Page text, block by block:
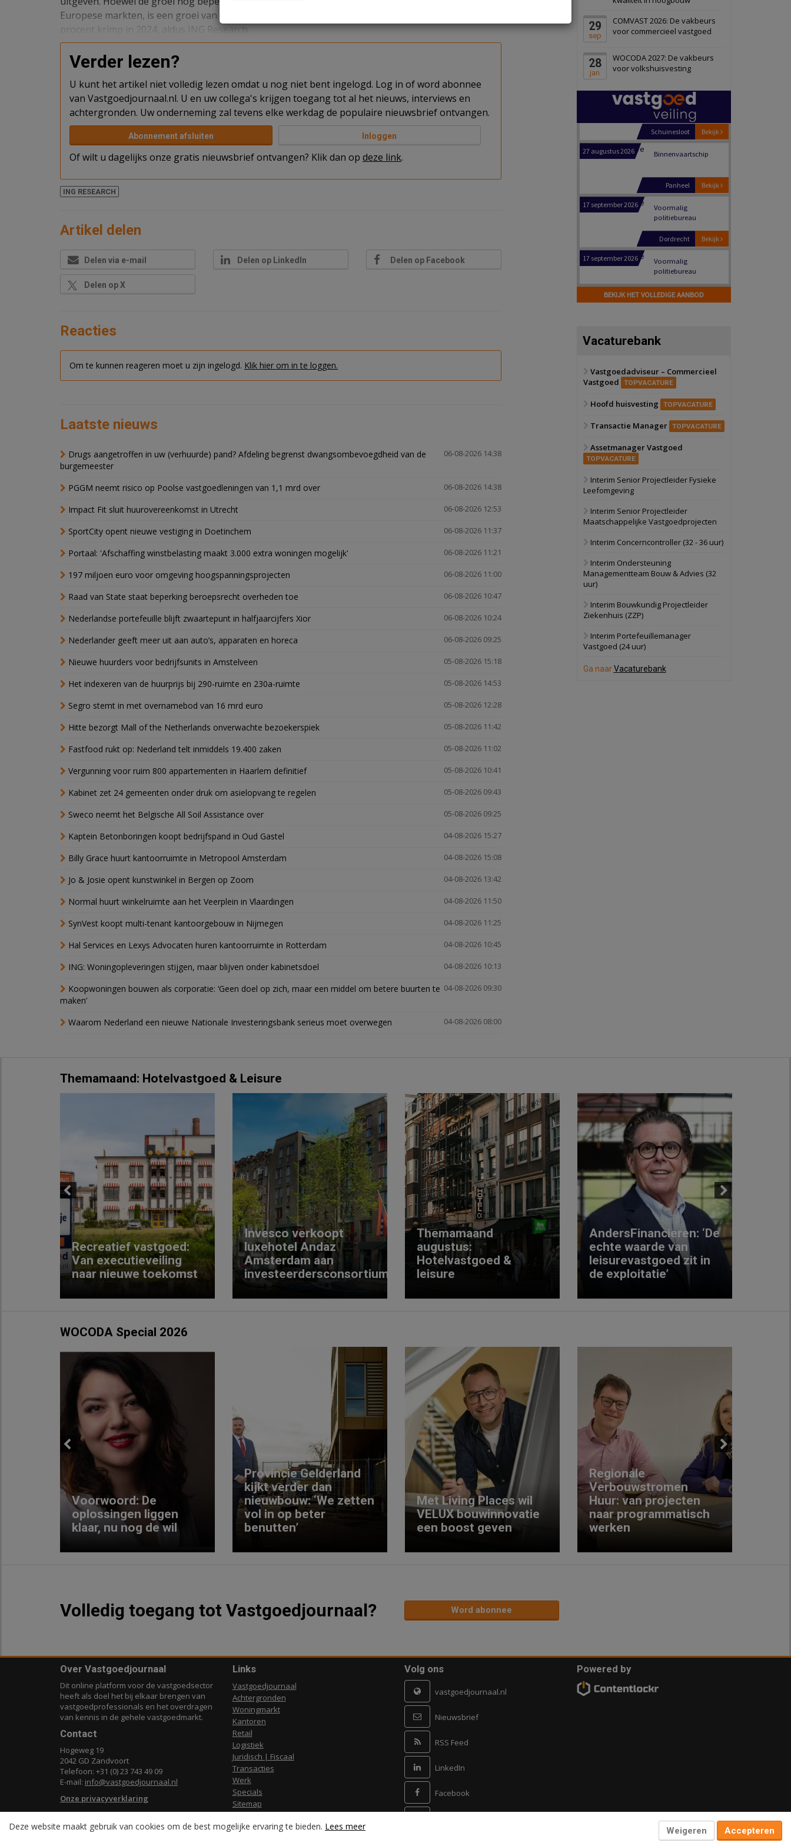
Europese markten, is een groei van 2 procent in 2025 een flinke verbetering ten opzichte van de 3
procent krimp in 2024, aldus ING Research.
Verder lezen?
U kunt het artikel niet volledig lezen omdat u nog niet bent ingelogd. Log in of word abonnee
van Vastgoedjournaal.nl. U en uw collega's krijgen toegang tot al het nieuws, interviews en
achtergronden. Uw onderneming zal tevens elke werkdag de populaire nieuwsbrief ontvangen.
Abonnement afsluiten Inloggen
Of wilt u dagelijks onze gratis nieuwsbrief ontvangen? Klik dan op deze link.
ING RESEARCH
Artikel delen
Delen via e-mail Delen op LinkedIn Delen op Facebook
Delen op X
Reacties
Om te kunnen reageren moet u zijn ingelogd. Klik hier om in te loggen.
Laatste nieuws
06-08-2026 14:38
Drugs aangetroffen in uw (verhuurde) pand? Afdeling begrenst dwangsombevoegdheid van de
burgemeester
06-08-2026 14:38
PGGM neemt risico op Poolse vastgoedleningen van 1,1 mrd over
06-08-2026 12:53
Impact Fit sluit huurovereenkomst in Utrecht
06-08-2026 11:37
SportCity opent nieuwe vestiging in Doetinchem
06-08-2026 11:21
Portaal: 'Afschaffing winstbelasting maakt 3.000 extra woningen mogelijk'
06-08-2026 11:00
197 miljoen euro voor omgeving hoogspanningsprojecten
06-08-2026 10:47
Raad van State staat beperking beroepsrecht overheden toe
06-08-2026 10:24
Nederlandse portefeuille blijft zwaartepunt in halfjaarcijfers Xior
06-08-2026 09:25
Nederlander geeft meer uit aan auto’s, apparaten en horeca
05-08-2026 15:18
Nieuwe huurders voor bedrijfsunits in Amstelveen
05-08-2026 14:53
Het indexeren van de huurprijs bij 290-ruimte en 230a-ruimte
05-08-2026 12:28
Segro stemt in met overnamebod van 16 mrd euro
05-08-2026 11:42
Hitte bezorgt Mall of the Netherlands onverwachte bezoekerspiek
05-08-2026 11:02
Fastfood rukt op: Nederland telt inmiddels 19.400 zaken
05-08-2026 10:41
Vergunning voor ruim 800 appartementen in Haarlem definitief
05-08-2026 09:43
Kabinet zet 24 gemeenten onder druk om asielopvang te regelen
05-08-2026 09:25
Sweco neemt het Belgische All Soil Assistance over
04-08-2026 15:27
Kaptein Betonboringen koopt bedrijfspand in Oud Gastel
04-08-2026 15:08
Billy Grace huurt kantoorruimte in Metropool Amsterdam
04-08-2026 13:42
Jo & Josie opent kunstwinkel in Bergen op Zoom
04-08-2026 11:50
Normal huurt winkelruimte aan het Veerplein in Vlaardingen
04-08-2026 11:25
SynVest koopt multi-tenant kantoorgebouw in Nijmegen
04-08-2026 10:45
Hal Services en Lexys Advocaten huren kantoorruimte in Rotterdam
04-08-2026 10:13
ING: Woningopleveringen stijgen, maar blijven onder kabinetsdoel
04-08-2026 09:30
Koopwoningen bouwen als corporatie: ‘Geen doel op zich, maar een middel om betere buurten te
maken’
04-08-2026 08:00
Waarom Nederland een nieuwe Nationale Investeringsbank serieus moet overwegen
29
sep
COMVAST 2026: De vakbeurs
voor commercieel vastgoed
28
jan
WOCODA 2027: De vakbeurs
voor volkshuisvesting
Schiedam
22 september 2026 Attractiepark
Bekijk
Oranje
28 september 2026
bedrijventerrein
Schuinesloot
Binnenvaartschip
17 september 2026
Voormalig
Dordrecht
17 september 2026
Voormalig
Hilversum
17 september 2026
Voormalig
Zwanenburg
6 oktober 2026 Transformatieobject
22 september 2026
28 september 2026
Grootschalig
bedrijventerrein
Bekijk
Schuinesloot
27 augustus 2026 Binnenvaartschip
17 september 2026
17 september 2026
Voormalig
BEKIJK HET VOLLEDIGE AANBOD
Vacaturebank
Vastgoedadviseur – Commercieel
Vastgoed
TOPVACATURE
Hoofd huisvesting TOPVACATURE
Transactie Manager TOPVACATURE
Assetmanager Vastgoed
TOPVACATURE
Interim Senior Projectleider Fysieke
Leefomgeving
Interim Senior Projectleider
Maatschappelijke Vastgoedprojecten
Interim Concerncontroller (32 - 36 uur)
Interim Ondersteuning
Managementteam Bouw & Advies (32
uur)
Interim Bouwkundig Projectleider
Ziekenhuis (ZZP)
Interim Portefeuillemanager
Vastgoed (24 uur)
Ga naarVacaturebank
Themamaand: Hotelvastgoed & Leisure
Previous
Recreatief vastgoed:
Van executieveiling
naar nieuwe toekomst
Invesco verkoopt
luxehotel Andaz
Amsterdam aan
investeerdersconsortium
Themamaand
augustus:
Hotelvastgoed &
leisure
AndersFinancieren: ‘De
echte waarde van
leisurevastgoed zit in
de exploitatie’
Next
WOCODA Special 2026
Previous
Voorwoord: De
oplossingen liggen
klaar, nu nog de wil
Provincie Gelderland
kijkt verder dan
nieuwbouw: ‘We zetten
vol in op beter
benutten’
Met Living Places wil
VELUX bouwinnovatie
een boost geven
Regionale
Verbouwstromen
Huur: van projecten
naar programmatisch
werken
Next
Volledig toegang tot Vastgoedjournaal? Word abonnee
Over Vastgoedjournaal
Dit online platform voor de vastgoedsector
heeft als doel het bij elkaar brengen van
vastgoedprofessionals en het overdragen
van kennis in de gehele vastgoedmarkt.
Contact
Hogeweg 19
2042 GD Zandvoort
Telefoon: +31 (0) 23 743 49 09
E-mail: info@vastgoedjournaal.nl
Onze privacyverklaring
Links
Vastgoedjournaal
Achtergronden
Woningmarkt
Kantoren
Retail
Logistiek
Juridisch | Fiscaal
Transacties
Werk
Specials
Sitemap
Volg ons
vastgoedjournaal.nl
Nieuwsbrief
RSS Feed
LinkedIn
Facebook
Powered by
Deze website maakt gebruik van cookies om de best mogelijke ervaring te bieden. Lees meer Weigeren Accepteren